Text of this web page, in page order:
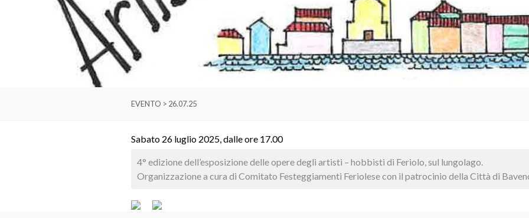
EVENTO > 26.07.25
Sabato 26 luglio 2025, dalle ore 17.00
4° edizione dell’esposizione delle opere degli artisti – hobbisti di Feriolo, sul lungolago.
Organizzazione a cura di Comitato Festeggiamenti Feriolese con il patrocinio della Città di